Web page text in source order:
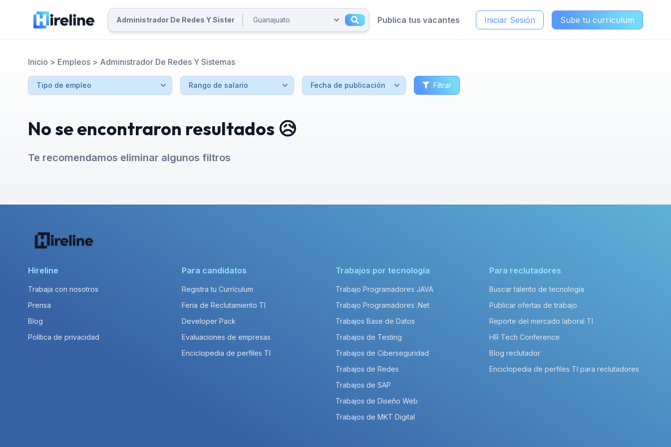
Publica tus vacantes Iniciar Sesión Sube tu currículum
Inicio > Empleos > Administrador De Redes Y Sistemas
Filtrar
No se encontraron resultados 😥
Te recomendamos eliminar algunos filtros
Hireline
Trabaja con nosotros
Prensa
Blog
Política de privacidad
Para candidatos
Registra tu Currículum
Feria de Reclutamiento TI
Developer Pack
Evaluaciones de empresas
Enciclopedia de perfiles TI
Trabajos por tecnología
Trabajo Programadores JAVA
Trabajo Programadores .Net
Trabajos Base de Datos
Trabajos de Testing
Trabajos de Ciberseguridad
Trabajos de Redes
Trabajos de SAP
Trabajos de Diseño Web
Trabajos de MKT Digital
Para reclutadores
Buscar talento de tecnología
Publicar ofertas de trabajo
Reporte del mercado laboral TI
HR Tech Conference
Blog reclutador
Enciclopedia de perfiles TI para reclutadores